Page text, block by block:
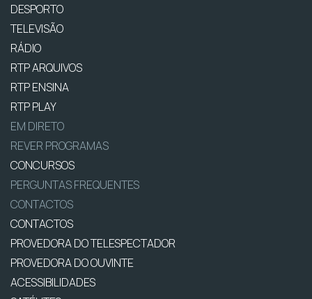
DESPORTO
TELEVISÃO
RÁDIO
RTP ARQUIVOS
RTP ENSINA
RTP PLAY
EM DIRETO
REVER PROGRAMAS
CONCURSOS
PERGUNTAS FREQUENTES
CONTACTOS
CONTACTOS
PROVEDORA DO TELESPECTADOR
PROVEDORA DO OUVINTE
ACESSIBILIDADES